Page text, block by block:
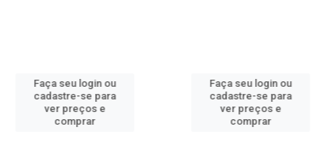
Faça seu login ou
cadastre-se para
ver preços e
comprar
Faça seu login ou
cadastre-se para
ver preços e
comprar